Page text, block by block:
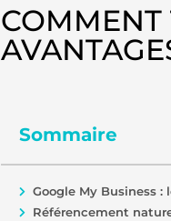
COMMENT
Sommaire
Google My Business :
Référencement